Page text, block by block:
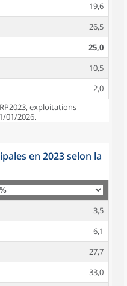
19,6
26,5
25,0
10,5
2,0
exploitations
01/2026.
en 2023 selon la
3,5
6,1
27,7
33,0